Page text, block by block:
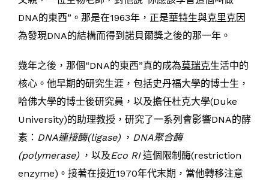
DNA的東西”。那是在1963年，正是華特生與克里克因
為發現DNA的結構而得到諾貝爾獎之後的那一年。
幾年之後，那個“DNA的東西”真的成為莫瑞克生活中的
核心。他早期的研究生涯，包括史丹福大學的博士生，
哈佛大學的博士後研究員，以及擔任杜克大學(Duke
University)的助理教授，研究了一系列會影響DNA的酵
素： DNA連接酶(ligase) ， DNA聚合酶
(polymerase) ，以及Eco RI 這個限制酶(restriction
enzyme)。接著在接近1970年代末期，當他轉移注意